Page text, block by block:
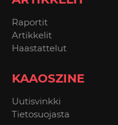
Raportit
Artikkelit
Haastattelut
KAAOSZINE
Uutisvinkki
Tietosuojasta